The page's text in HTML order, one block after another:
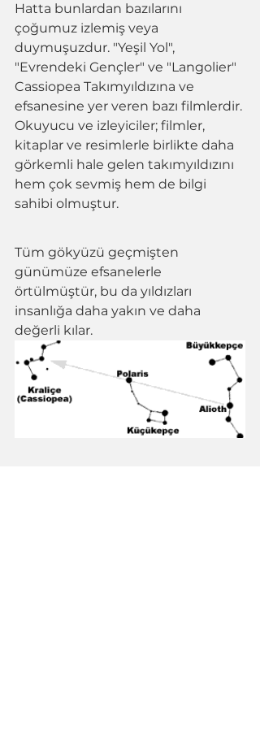
Hatta bunlardan bazılarını
çoğumuz izlemiş veya
duymuşuzdur. "Yeşil Yol",
"Evrendeki Gençler" ve "Langolier"
Cassiopea Takımyıldızına ve
efsanesine yer veren bazı filmlerdir.
Okuyucu ve izleyiciler; filmler,
kitaplar ve resimlerle birlikte daha
görkemli hale gelen takımyıldızını
hem çok sevmiş hem de bilgi
sahibi olmuştur.
Tüm gökyüzü geçmişten
günümüze efsanelerle
örtülmüştür, bu da yıldızları
insanlığa daha yakın ve daha
değerli kılar.